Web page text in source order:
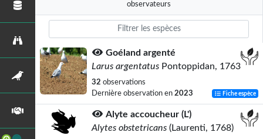
observateurs
Goéland argenté
Larus argentatus Pontoppidan, 1763
32 observations
Dernière observation en 2023 Fiche espèce
Alyte accoucheur (L')
Alytes obstetricans (Laurenti, 1768)